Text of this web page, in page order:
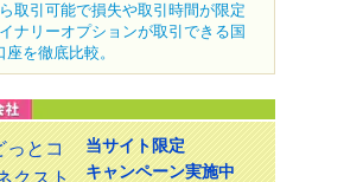
取引可能で損失や取引時間が限定
ナリーオプションが取引できる国
座を徹底比較。
当サイト限定
キャンペーン実施中